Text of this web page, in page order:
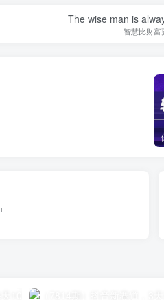
The wise man is
智慧比财富